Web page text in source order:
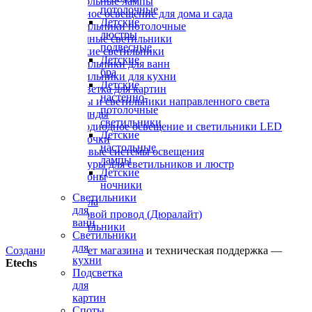
потолочные
Детские
люстры
подвесные
Детские
бра
Детские
настенно-
потолочные
светильники
Детские
настольные
лампы
Детские
ночники
Светильники
для
ванн
Светильники
для
кухни
Подсветка
для
картин
Уличное освещение для дома и сада
Светильники потолочные
Точечные светильники
Детские светильники
Светильники для ванн
Светильники для кухни
Подсветка для картин
Споты и светильники направленного света
Гирлянды
Светодиодное освещение и светильники LED
Лампочки
Трековые системы освещения
Абажуры для светильников и люстр
Плафоны
Зеркала
Световой провод (Дюралайт)
Светильники
Создание интернет магазина и техническая поддержка —
Etechs